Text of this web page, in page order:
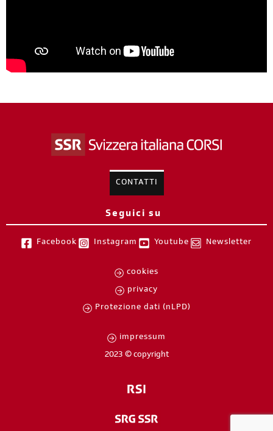
CONTATTI
Seguici su
Facebook Instagram Youtube Newsletter
cookies
privacy
Protezione dati (nLPD)
impressum
2023 © copyright